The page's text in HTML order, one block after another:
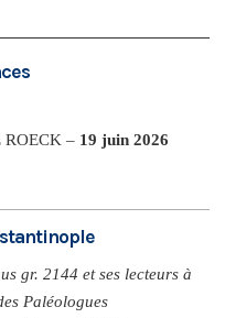
ROECK – 19 juin 2026
gr. 2144 et ses lecteurs à
Paléologues